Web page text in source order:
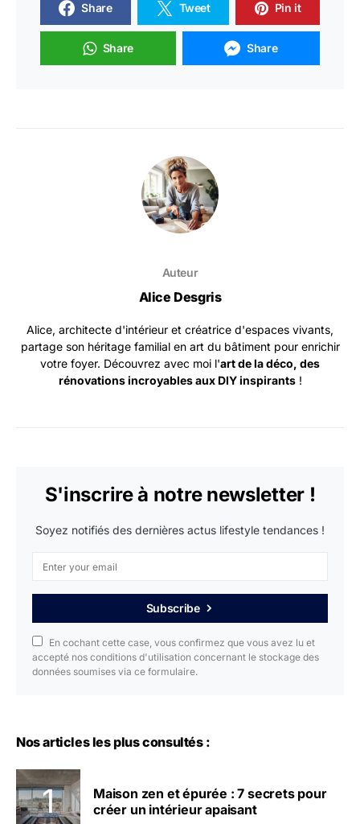
Share Tweet Pin it
Share Share
Auteur
Alice Desgris
Alice, architecte d'intérieur et créatrice d'espaces vivants,
partage son héritage familial en art du bâtiment pour enrichir
votre foyer. Découvrez avec moi l'art de la déco, des
rénovations incroyables aux DIY inspirants!
S'inscrire à notre newsletter !
Soyez notifiés des dernières actus lifestyle tendances !
Subscribe
En cochant cette case, vous confirmez que vous avez lu et
accepté nos conditions d'utilisation concernant le stockage des
données soumises via ce formulaire.
Nos articles les plus consultés :
Maison zen et épurée : 7 secrets pour
créer un intérieur apaisant